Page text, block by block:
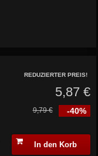
REDUZIERTER PREIS!
5,87 €
-40%
9,79 €
In den Korb